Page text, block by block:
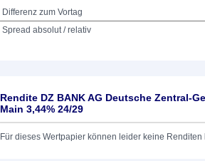
Differenz zum Vortag
Spread absolut / relativ
Rendite DZ BANK AG Deutsche Zentral-
Main 3,44% 24/29
Für dieses Wertpapier können leider keine